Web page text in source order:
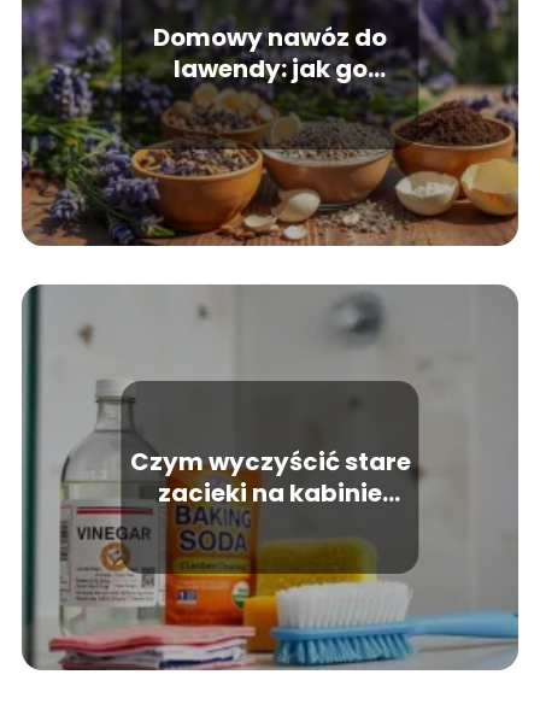
Domowy nawóz do
lawendy: jak go
przygotować i
stosować?
Czym wyczyścić stare
zacieki na kabinie
prysznicowej?
Sprawdzone metody